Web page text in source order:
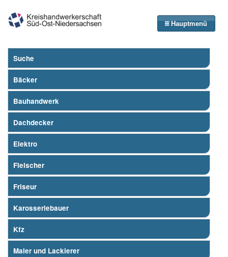
Hauptmenü
Suche
Bäcker
Bauhandwerk
Dachdecker
Elektro
Fleischer
Friseur
Karosseriebauer
Kfz
Maler und Lackierer